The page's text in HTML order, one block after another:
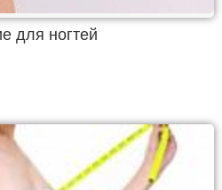
для ногтей